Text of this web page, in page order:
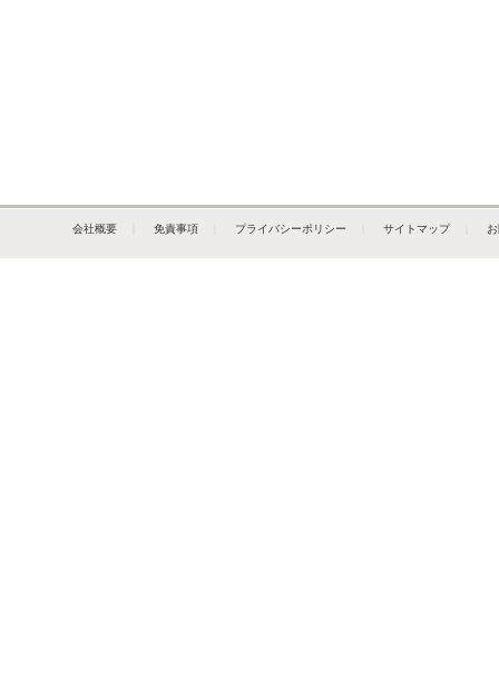
会社概要 免責事項 プライバシーポリシー サイトマップ｜